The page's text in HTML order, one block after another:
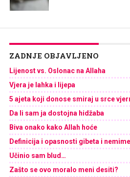
ZADNJE OBJAVLJENO
Lijenost vs. Oslonac na Allaha
Vjera je lahka i lijepa
5 ajeta koji donose smiraj u srce
Da li sam ja dostojna hidžaba
Biva onako kako Allah hoće
Definicija i opasnosti gibeta i
Učinio sam blud…
Zašto se ovo moralo meni desiti?